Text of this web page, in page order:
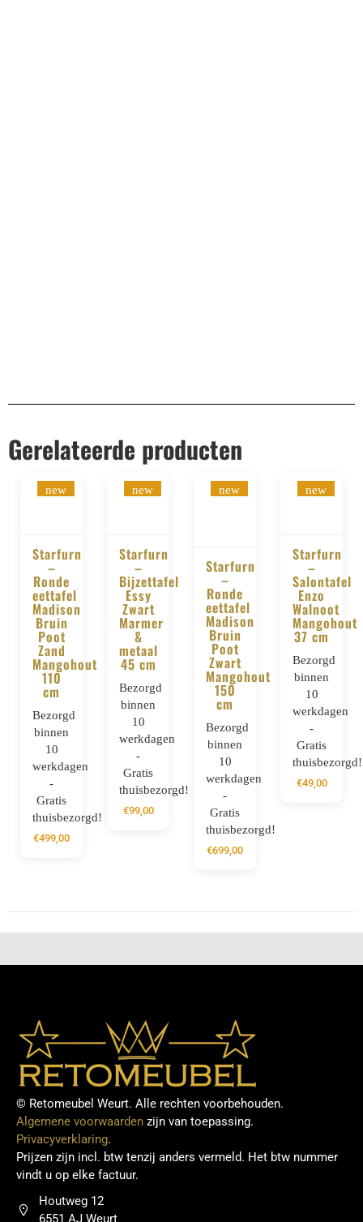
Gerelateerde producten
BESTELLEN
new
Starfurn
–
Ronde
eettafel
Madison
Bruin
Poot
Zand
Mangohout
110
cm
Bezorgd
binnen
10
werkdagen
-
Gratis
thuisbezorgd!
€499,00
BESTELLEN
new
Starfurn
–
Bijzettafel
Essy
Zwart
Marmer
&
metaal
45 cm
Bezorgd
binnen
10
werkdagen
-
Gratis
thuisbezorgd!
€99,00
BESTELLEN
new
Starfurn
–
Ronde
eettafel
Madison
Bruin
Poot
Zwart
Mangohout
150
cm
Bezorgd
binnen
10
werkdagen
-
Gratis
thuisbezorgd!
€699,00
BESTELLEN
new
Starfurn
–
Salontafel
Enzo
Walnoot
Mangohout
37 cm
Bezorgd
binnen
10
werkdagen
-
Gratis
thuisbezorgd!
€49,00
© Retomeubel Weurt. Alle rechten voorbehouden.
Algemene voorwaarden zijn van toepassing.
Privacyverklaring.
Prijzen zijn incl. btw tenzij anders vermeld. Het btw nummer
vindt u op elke factuur.
Houtweg 12
6551 AJ Weurt